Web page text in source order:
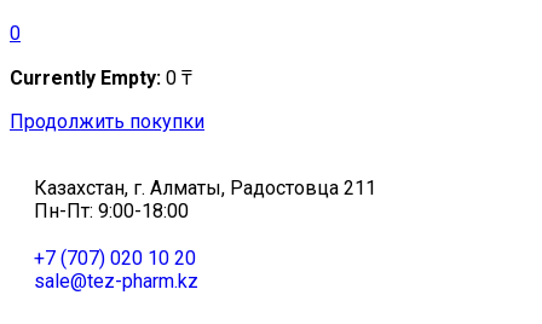
0
Currently Empty: 0 ₸
Продолжить покупки
Казахстан, г. Алматы, Радостовца 211
Пн-Пт: 9:00-18:00
+7 (707) 020 10 20
sale@tez-pharm.kz